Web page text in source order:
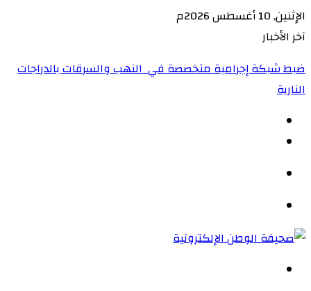
الإثنين, 10 أغسطس 2026م
آخر الأخبار
ضبط شبكة إجرامية متخصصة في النهب والسرقات بالدراجات
النارية‏